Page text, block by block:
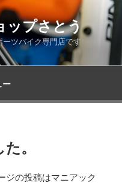
ップさとう
ツバイク専門店です
ー
。
ジの投稿はマニアック